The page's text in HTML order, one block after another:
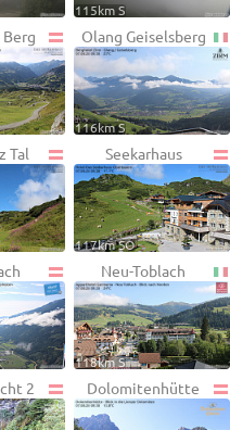
115km S
Olang Geiselsberg
116km S
Tal Seekarhaus
117km SO
Neu-Toblach
118km S
2 Dolomitenhütte